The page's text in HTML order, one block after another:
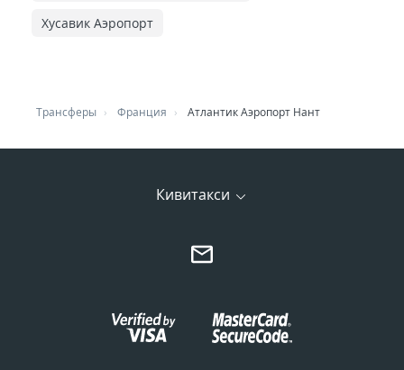
Хусавик Аэропорт
Трансферы Франция Атлантик Аэропорт Нант
Кивитакси